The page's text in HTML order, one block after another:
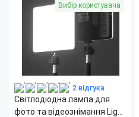
Вибір користувача
2 відгука
Світлодіодна лампа для
фото та відеознімання Light